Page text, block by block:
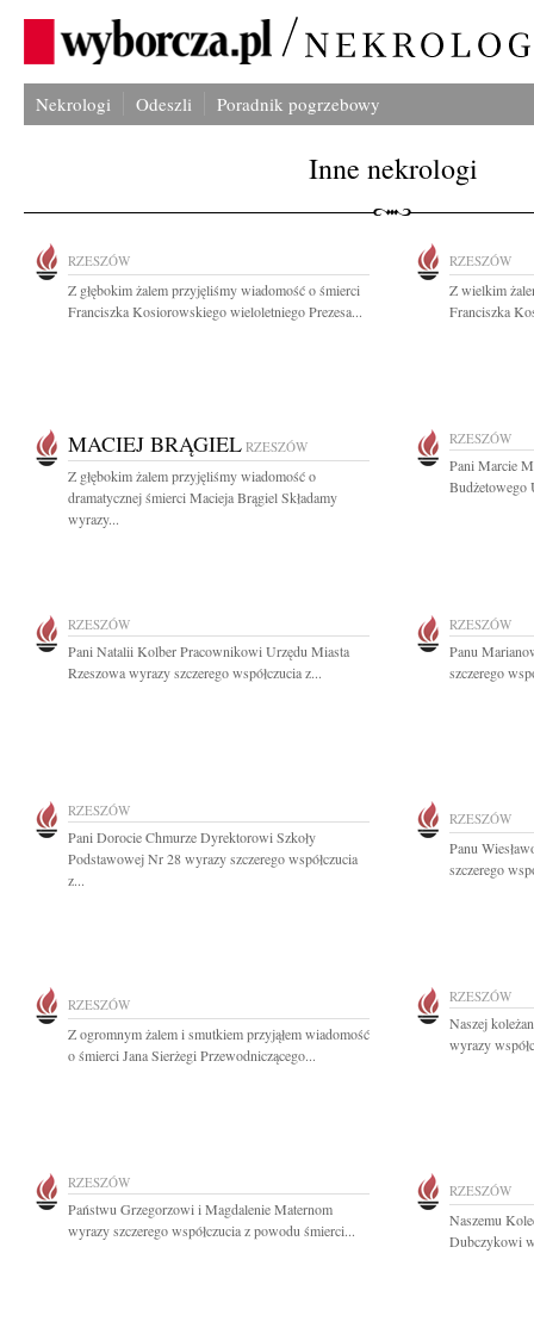
Nekrologi Odeszli Poradnik pogrzebowy
Inne nekrologi
RZESZÓW
Z głębokim żalem przyjęliśmy wiadomość o śmierci
Franciszka Kosiorowskiego wieloletniego Prezesa...
RZESZÓW
Z wielkim
Franciszka
MACIEJ BRĄGIEL RZESZÓW
Z głębokim żalem przyjęliśmy wiadomość o
dramatycznej śmierci Macieja Brągiel Składamy
wyrazy...
RZESZÓW
Pani Marcie
Budżetowego
RZESZÓW
Pani Natalii Kolber Pracownikowi Urzędu Miasta
Rzeszowa wyrazy szczerego współczucia z...
RZESZÓW
Panu
szczerego
RZESZÓW
Pani Dorocie Chmurze Dyrektorowi Szkoły
Podstawowej Nr 28 wyrazy szczerego współczucia
z...
RZESZÓW
Panu
szczerego
RZESZÓW
Z ogromnym żalem i smutkiem przyjąłem wiadomość
o śmierci Jana Sierżegi Przewodniczącego...
RZESZÓW
Naszej
wyrazy
RZESZÓW
Państwu Grzegorzowi i Magdalenie Maternom
wyrazy szczerego współczucia z powodu śmierci...
RZESZÓW
Naszemu
Dubczykowi